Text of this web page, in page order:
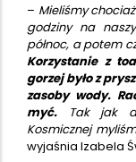
– Mieliśmy
godziny na
północ, a potem
Korzystanie z
gorzej było z
zasoby wody.
myć. Tak jak
Kosmicznej
wyjaśnia Izabela